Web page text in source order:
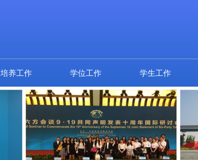
培养工作 学位工作 学生工作